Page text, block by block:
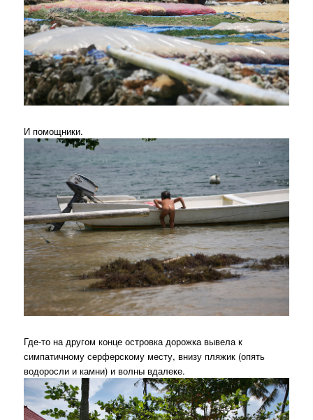
И помощники.
Где-то на другом конце островка дорожка вывела к
симпатичному серферскому месту, внизу пляжик (опять
водоросли и камни) и волны вдалеке.